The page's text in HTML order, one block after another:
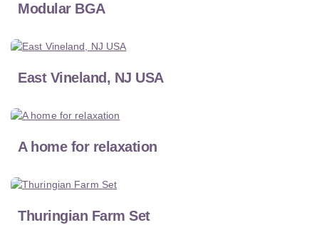
Modular BGA
East Vineland, NJ USA
A home for relaxation
Thuringian Farm Set